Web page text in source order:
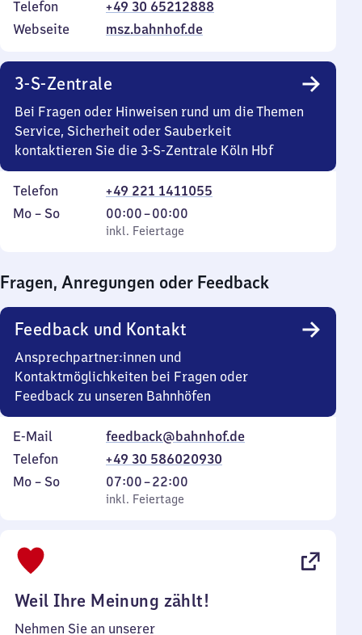
Telefon
+49 30 65212888
Webseite
msz.bahnhof.de
3-S-Zentrale
Bei Fragen oder Hinweisen rund um die Themen
Service, Sicherheit oder Sauberkeit
kontaktieren Sie die 3-S-Zentrale Köln Hbf
Telefon
+49 221 1411055
Montag
Mo – So,
inkl. Feiertage
00:00–00:00
Von
0
0
Uhr
inkl. Feiertage
Fragen, Anregungen oder Feedback
Feedback und Kontakt
Ansprechpartner:innen und
Kontaktmöglichkeiten bei Fragen oder
Feedback zu unseren Bahnhöfen
E-Mail
feedback@bahnhof.de
Telefon
+49 30 586020930
Montag
Mo – So,
inkl. Feiertage
07:00–22:00
Von
7
inkl. Feiertage
Weil Ihre Meinung zählt!
Nehmen Sie an unserer